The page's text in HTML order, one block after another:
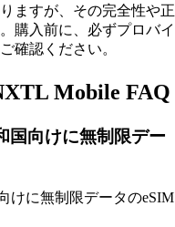
ますが、その完全性や正
購入前に、必ずプロバイ
確認ください。
Mobile FAQ
国向けに無制限デー
けに無制限データのeSIM